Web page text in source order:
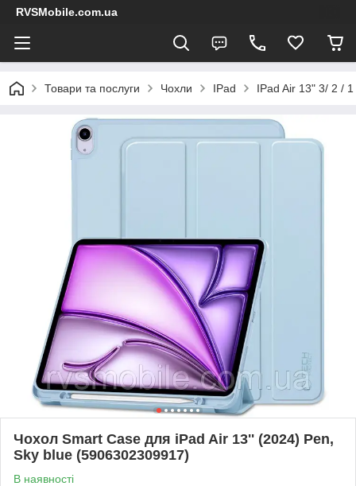
RVSMobile.com.ua
Товари та послуги Чохли IPad IPad Air 13" 3/ 2 /
Чохол Smart Case для iPad Air 13'' (2024) Pen,
Sky blue (5906302309917)
В наявності